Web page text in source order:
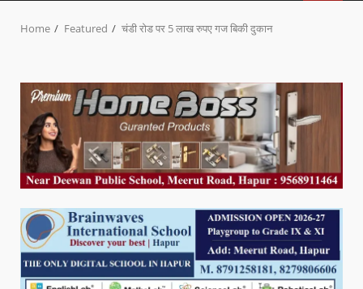
Home Featured चंडी रोड पर 5 लाख रुपए गज बिकी दुकान